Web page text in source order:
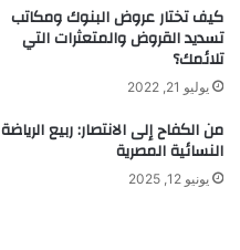
كيف تختار عروض البنوك ومكاتب
تسديد القروض والمتعثرات التي
تلائمك؟
يوليو 21, 2022
من الكفاح إلى الانتصار: ربيع الرياضة
النسائية المصرية
يونيو 12, 2025